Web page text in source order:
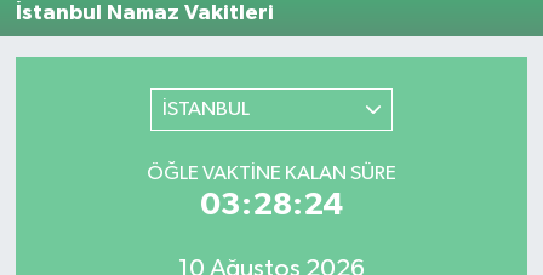
İstanbul Namaz Vakitleri
İSTANBUL
ÖĞLE VAKTINE KALAN SÜRE
03:28:24
10 Ağustos 2026
Bakanlık
Trafik Durumu
Son Dakika Haberleri
Haber Arşivi